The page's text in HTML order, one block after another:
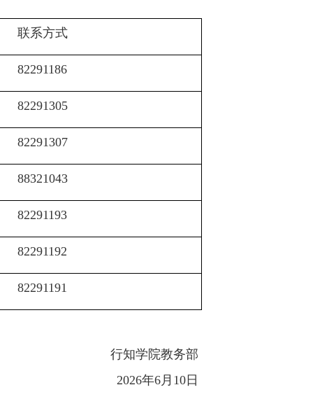
联系方式
82291186
82291305
82291307
88321043
82291193
82291192
82291191
行知学院教务部
2026年6月 10日